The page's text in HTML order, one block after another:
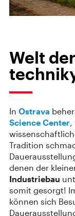
Welt
In Ostrava
Science Center,
Tradition
denen der
Industriebau
somit gesorgt!
können sich